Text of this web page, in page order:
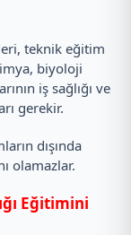
teknik eğitim
biyoloji
iş sağlığı ve
gerekir.
dışında
olamazlar.
Eğitimini